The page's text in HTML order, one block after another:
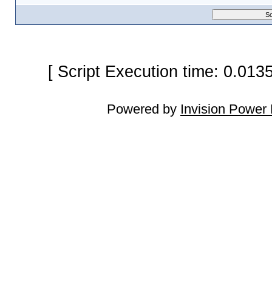
[ Script Execution time:
Powered by Invision Power